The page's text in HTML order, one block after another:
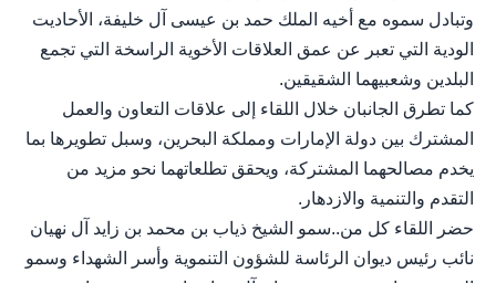
وتبادل سموه مع أخيه الملك حمد بن عيسى آل خليفة، الأحاديت
الودية التي تعبر عن عمق العلاقات الأخوية الراسخة التي تجمع
البلدين وشعبيهما الشقيقين.
كما تطرق الجانبان خلال اللقاء إلى علاقات التعاون والعمل
المشترك بين دولة الإمارات ومملكة البحرين، وسبل تطويرها بما
يخدم مصالحهما المشتركة، ويحقق تطلعاتهما نحو مزيد من
التقدم والتنمية والازدهار.
حضر اللقاء كل من..سمو الشيخ ذياب بن محمد بن زايد آل نهيان
نائب رئيس ديوان الرئاسة للشؤون التنموية وأسر الشهداء وسمو